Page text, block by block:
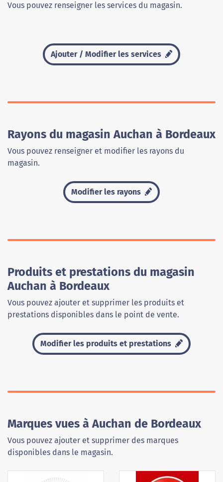
Vous pouvez renseigner les services du magasin.
Ajouter / Modifier les services
Rayons du magasin Auchan à Bordeaux
Vous pouvez renseigner et modifier les rayons du
magasin.
Modifier les rayons
Produits et prestations du magasin
Auchan à Bordeaux
Vous pouvez ajouter et supprimer les produits et
prestations disponibles dans le point de vente.
Modifier les produits et prestations
Marques vues à Auchan de Bordeaux
Vous pouvez ajouter et supprimer des marques
disponibles dans le magasin.